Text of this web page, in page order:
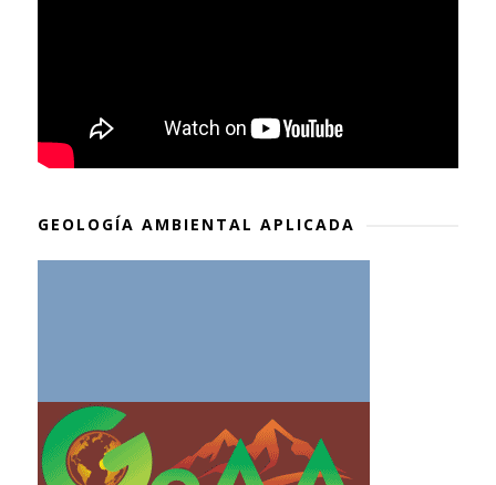
GEOLOGÍA AMBIENTAL APLICADA